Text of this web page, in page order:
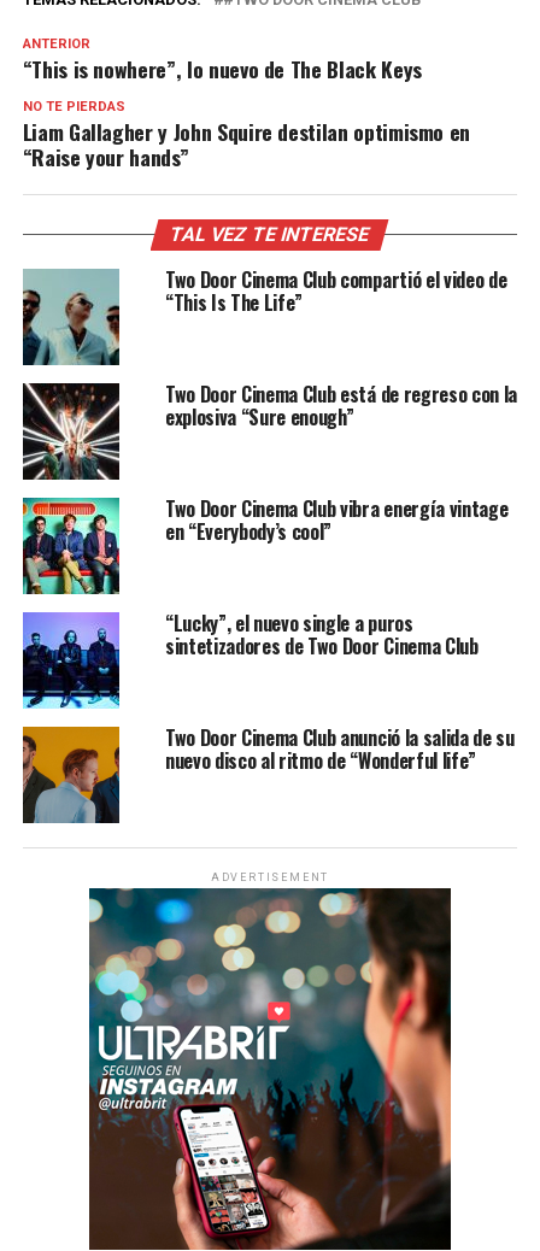
ANTERIOR
“This is nowhere”, lo nuevo de The Black Keys
NO TE PIERDAS
Liam Gallagher y John Squire destilan optimismo en
“Raise your hands”
TAL VEZ TE INTERESE
Two Door Cinema Club compartió el video de
“This Is The Life”
Two Door Cinema Club está de regreso con la
explosiva “Sure enough”
Two Door Cinema Club vibra energía vintage
en “Everybody’s cool”
“Lucky”, el nuevo single a puros
sintetizadores de Two Door Cinema Club
Two Door Cinema Club anunció la salida de su
nuevo disco al ritmo de “Wonderful life”
ADVERTISEMENT